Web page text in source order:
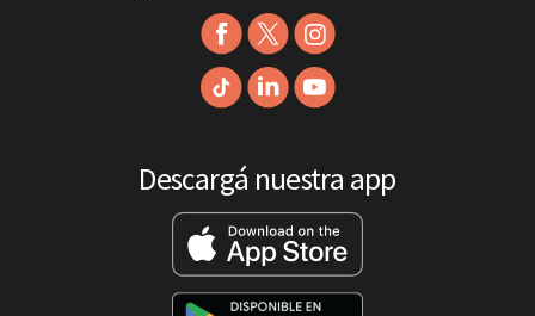
Descargá nuestra app